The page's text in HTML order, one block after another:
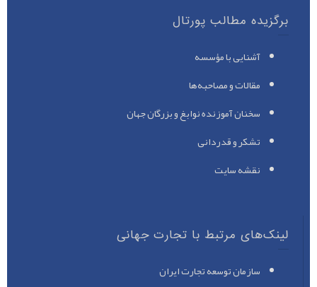
برگزیده مطالب پورتال
آشنایی با مؤسسه
مقالات و مصاحبه‌ها
سخنان آموزنده نوابغو بزرگان جهان
تشکر و قدردانی
نقشه سایت
لینک‌های مرتبط با تجارت جهانی
سازمان توسعه تجارت ایران